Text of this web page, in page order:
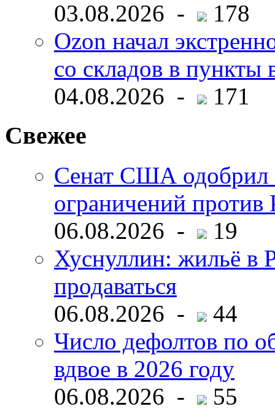
03.08.2026 -
178
Ozon начал
со складов в пункты
04.08.2026 -
171
Свежее
Сенат США одобрил
ограничений
06.08.2026 -
19
Хуснуллин: жильё в
продаваться
06.08.2026 -
44
Число дефолтов по
вдвое в 2026 году
06.08.2026 -
55